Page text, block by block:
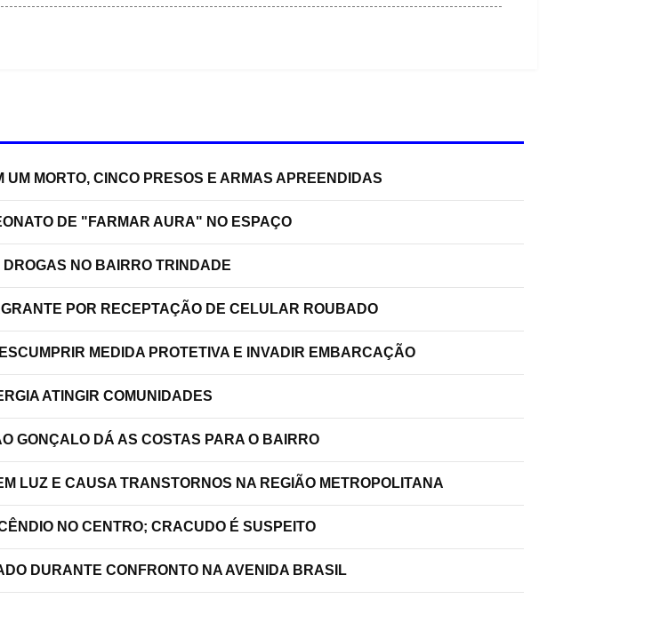
MORTO, CINCO PRESOS E ARMAS APREENDIDAS
DE "FARMAR AURA" NO ESPAÇO
NO BAIRRO TRINDADE
POR RECEPTAÇÃO DE CELULAR ROUBADO
MEDIDA PROTETIVA E INVADIR EMBARCAÇÃO
ATINGIR COMUNIDADES
GONÇALO DÁ AS COSTAS PARA O BAIRRO
LUZ E CAUSA TRANSTORNOS NA REGIÃO METROPOLITANA
NO CENTRO; CRACUDO É SUSPEITO
DURANTE CONFRONTO NA AVENIDA BRASIL